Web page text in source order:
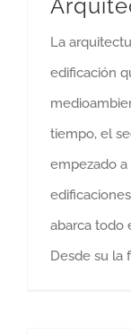
La
edificación
tiempo, el
empezado
abarca todo
Desde su la